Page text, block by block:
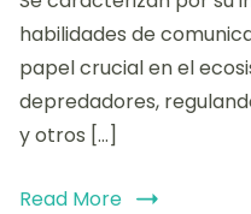
habilidades de
papel crucial en el
depredadores,
y otros […]
Read More